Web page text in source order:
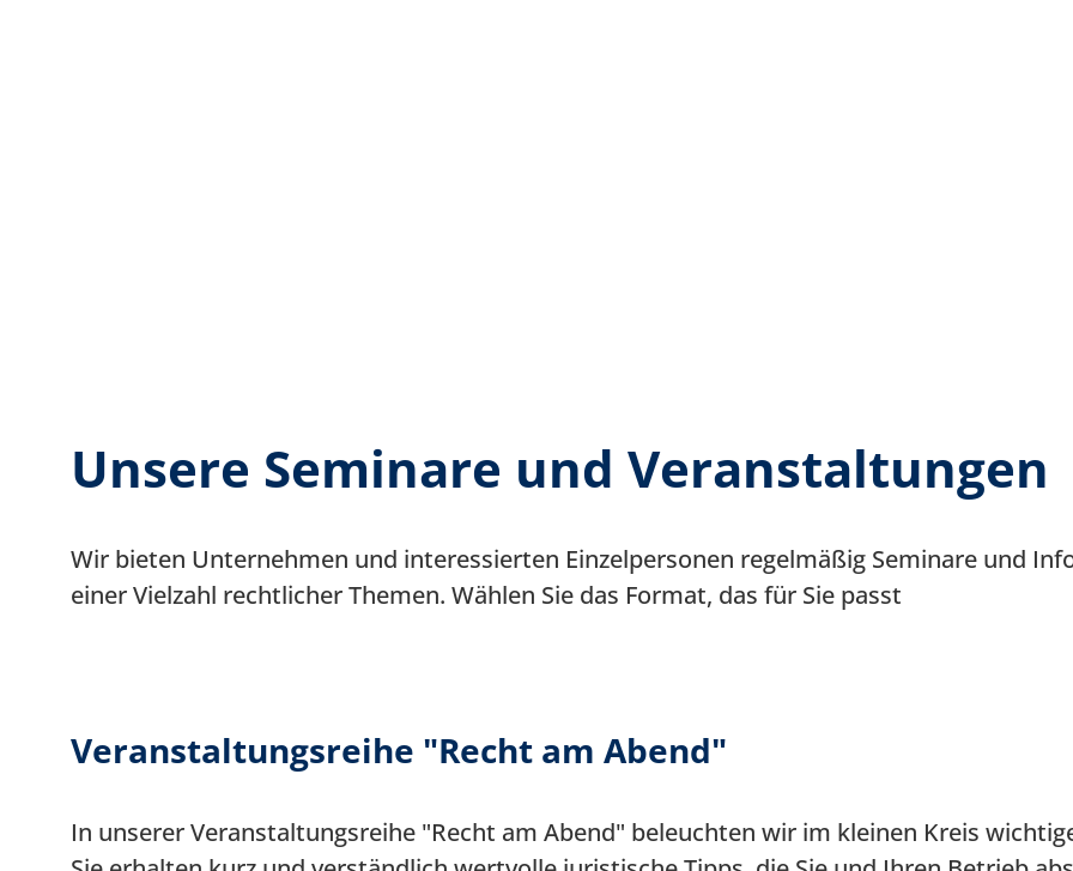
Klarheit
–
Unsere Seminare und Veranstaltungen
Wir bieten Unternehmen und interessierten Einzelpersonen regelmäßig Seminare und
einer Vielzahl rechtlicher Themen. Wählen Sie das Format, das für Sie passt
Veranstaltungsreihe "Recht am Abend"
In unserer Veranstaltungsreihe "Recht am Abend" beleuchten wir im kleinen Kreis